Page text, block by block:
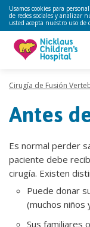
Usamos cookies para
de redes sociales y analizar
usted acepta nuestro uso de
Cirugía de Fusión
Antes
Es normal perder
paciente debe
cirugía. Existen
Puede donar
(muchos niños
Sus familiares